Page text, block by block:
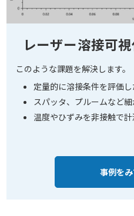
レーザー溶接可
このような課題を解決します。
定量的に溶接条件を評価し
スパッタ、プルームなど
温度やひずみを非接触で
事例を